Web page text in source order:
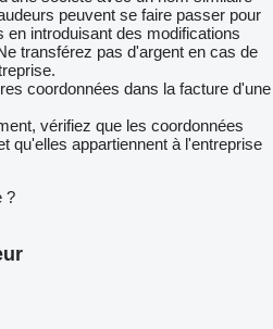
peuvent se faire passer pour
en introduisant des modifications
transférez pas d'argent en cas de
coordonnées dans la facture d'une
vérifiez que les coordonnées
qu'elles appartiennent à l'entreprise
?